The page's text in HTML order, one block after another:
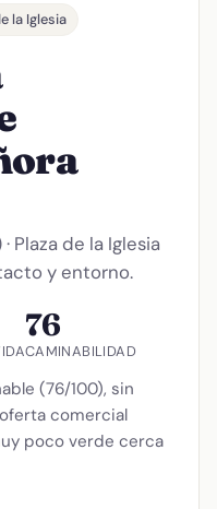
la Iglesia
Plaza de la Iglesia
y entorno.
76
CAMINABILIDAD
(76/100), sin
comercial
poco verde cerca